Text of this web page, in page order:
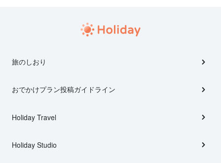
旅のしおり
おでかけプラン投稿ガイドライン
Holiday Travel
Holiday Studio